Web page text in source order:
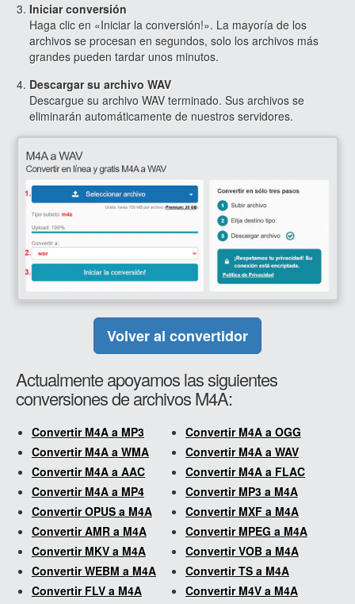
Iniciar conversión
Haga clic en «Iniciar la conversión!». La mayoría de los
archivos se procesan en segundos, solo los archivos más
grandes pueden tardar unos minutos.
Descargar su archivo WAV
Descargue su archivo WAV terminado. Sus archivos se
eliminarán automáticamente de nuestros servidores.
Volver al convertidor
Actualmente apoyamos las siguientes
conversiones de archivos M4A:
Convertir M4A a MP3
Convertir M4A a OGG
Convertir M4A a WMA
Convertir M4A a WAV
Convertir M4A a AAC
Convertir M4A a FLAC
Convertir M4A a MP4
Convertir MP3 a M4A
Convertir OPUS a M4A
Convertir MXF a M4A
Convertir AMR a M4A
Convertir MPEG a M4A
Convertir MKV a M4A
Convertir VOB a M4A
Convertir WEBM a M4A
Convertir TS a M4A
Convertir FLV a M4A
Convertir M4V a M4A